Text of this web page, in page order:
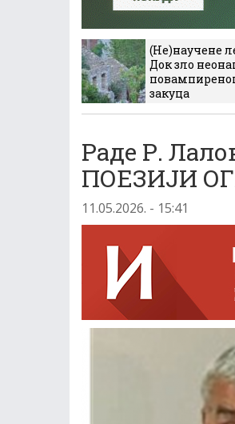
(Не)научене
Док зло
закуца
Раде Р.
ПОЕЗИЈИ
11.05.2026. - 15:41